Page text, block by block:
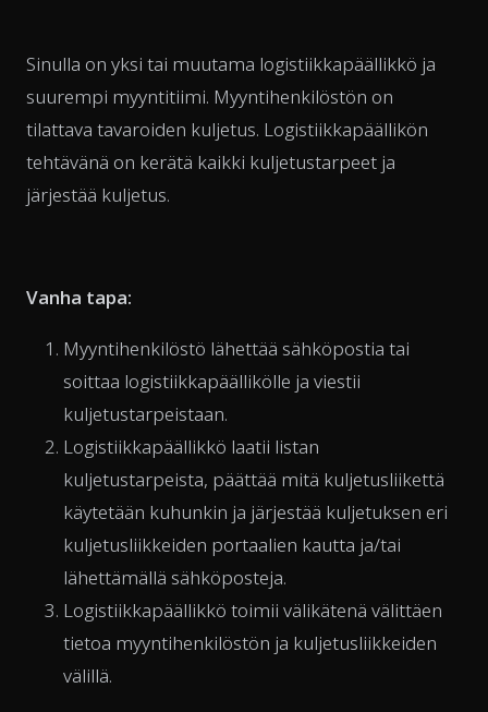
Sinulla on yksi tai muutama logistiikkapäällikkö ja
suurempi myyntitiimi. Myyntihenkilöstön on
tilattava tavaroiden kuljetus. Logistiikkapäällikön
tehtävänä on kerätä kaikki kuljetustarpeet ja
järjestää kuljetus.
Vanha tapa:
Myyntihenkilöstö lähettää sähköpostia tai
soittaa logistiikkapäällikölle ja viestii
kuljetustarpeistaan.
Logistiikkapäällikkö laatii listan
kuljetustarpeista, päättää mitä kuljetusliikettä
käytetään kuhunkin ja järjestää kuljetuksen eri
kuljetusliikkeiden portaalien kautta ja/tai
lähettämällä sähköposteja.
Logistiikkapäällikkö toimii välikätenä välittäen
tietoa myyntihenkilöstön ja kuljetusliikkeiden
välillä.